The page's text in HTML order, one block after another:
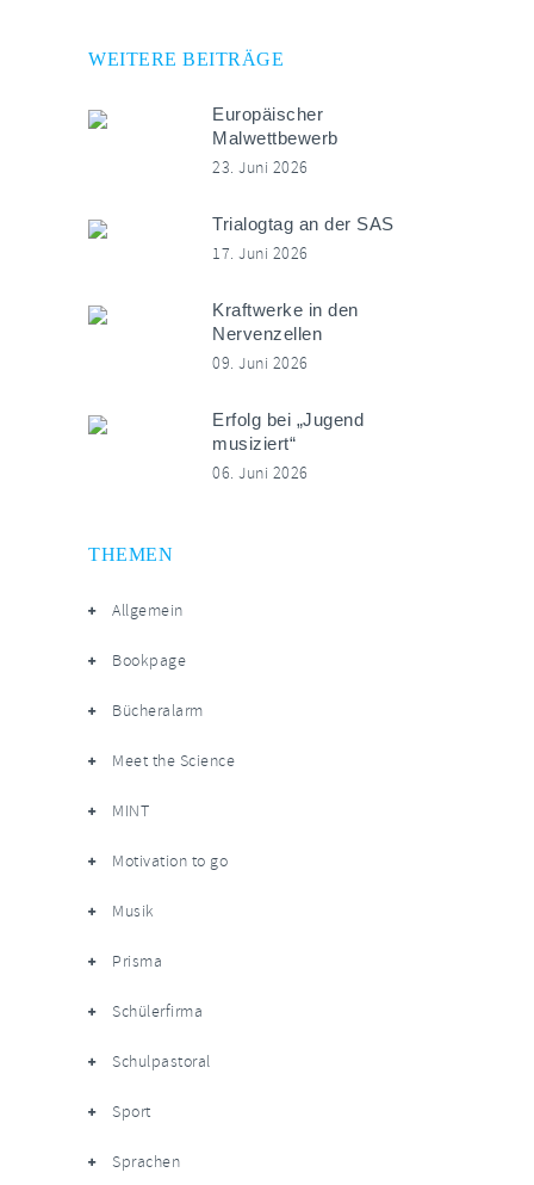
WEITERE BEITRÄGE
Europäischer
Malwettbewerb
23. Juni 2026
Trialogtag an der SAS
17. Juni 2026
Kraftwerke in den
Nervenzellen
09. Juni 2026
Erfolg bei „Jugend
musiziert“
06. Juni 2026
THEMEN
Allgemein
Bookpage
Bücheralarm
Meet the Science
MINT
Motivation to go
Musik
Prisma
Schülerfirma
Schulpastoral
Sport
Sprachen